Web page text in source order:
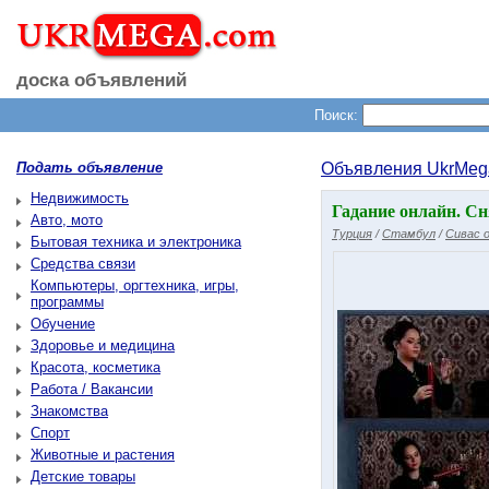
доска объявлений
Поиск:
Подать объявление
Недвижимость
Авто, мото
Бытовая техника и электроника
Средства связи
Компьютеры, оргтехника, игры,
программы
Обучение
Здоровье и медицина
Красота, косметика
Работа / Вакансии
Знакомства
Спорт
Животные и растения
Детские товары
Объявления
Гадание онлайн.
Турция /Стамбул /Сивас